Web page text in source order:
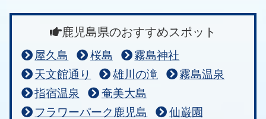
鹿児島県のおすすめスポット
屋久島 桜島
霧島神社
天文館通り
雄川の滝
霧島温泉
指宿温泉
奄美大島
フラワーパーク鹿児島
仙巌園